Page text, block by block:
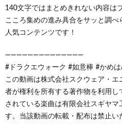
140文字ではまとめきれない内容は
こころ集めの進み具合をサッと調
人気コンテンツです！
——————————————
#ドラクエウォーク #如意棒 #かめは
この動画は株式会社スクウェア・
者が権利を所有する著作物を利用し
されている楽曲は有限会社スギヤ
す。当該動画の転載・配布は禁止い